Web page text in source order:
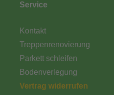
Service
Kontakt
Treppenrenovierung
Parkett schleifen
Bodenverlegung
Vertrag widerrufen